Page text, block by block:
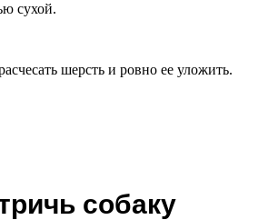
сухой.
шерсть и ровно ее уложить.
собаку